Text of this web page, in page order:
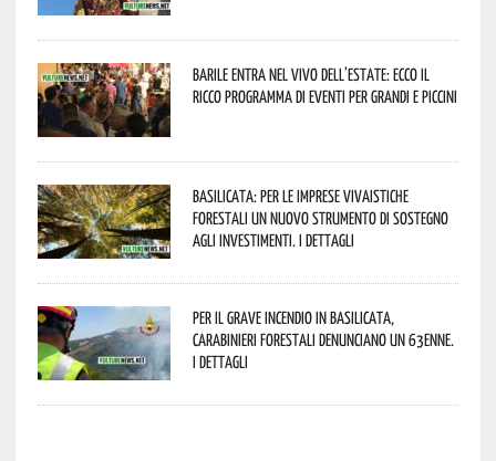
Barile entra nel vivo dell’estate: ecco il
ricco programma di eventi per grandi e piccini
Basilicata: per le imprese vivaistiche
forestali un nuovo strumento di sostegno
agli investimenti. I dettagli
Per il grave incendio in Basilicata,
Carabinieri forestali denunciano un 63enne.
I dettagli